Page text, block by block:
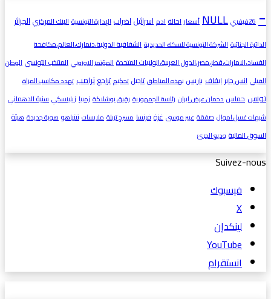
- 26فيفري NULL أسعار احالة ادم اسرائيلاضراب الإدارة التونسية البنك المركزيالجزائر
الدائرة الجنائية الشركة التونسية للسكك الحديدية الشفافية الدولية،دنمارك،العالم،مكافحة
الفساد،الامارات،قطر،مصر،الدول العربية،الولايات المتحدة المؤتمر الاوروبي المنتخب التونسي الوطن
القبلي انس جابرايقاف باريس بهذه المناطق تاجيل تحكيم تراجعترامب تهدد مكاسب المراة
تونس حماس دحمان.عرض.ايران رئاسة الجمهورية رقيق بوشلاكة زمبيا زيلينسكي سنية الدهماني
شبهات غسل اموال صفقة عبير موسى غزةفرنسا مسرح تربلة ملابسات نتنياهو هوية جديدة هيئة
السوق المالية وديع الجرئ
Suivez-nous
فيسبوك
‫X
لينكدإن
‫YouTube
انستقرام